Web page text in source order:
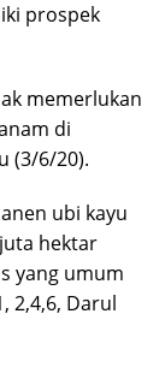
prospek
memerlukan
di
(3/6/20).
ubi kayu
hektar
yang umum
2,4,6, Darul